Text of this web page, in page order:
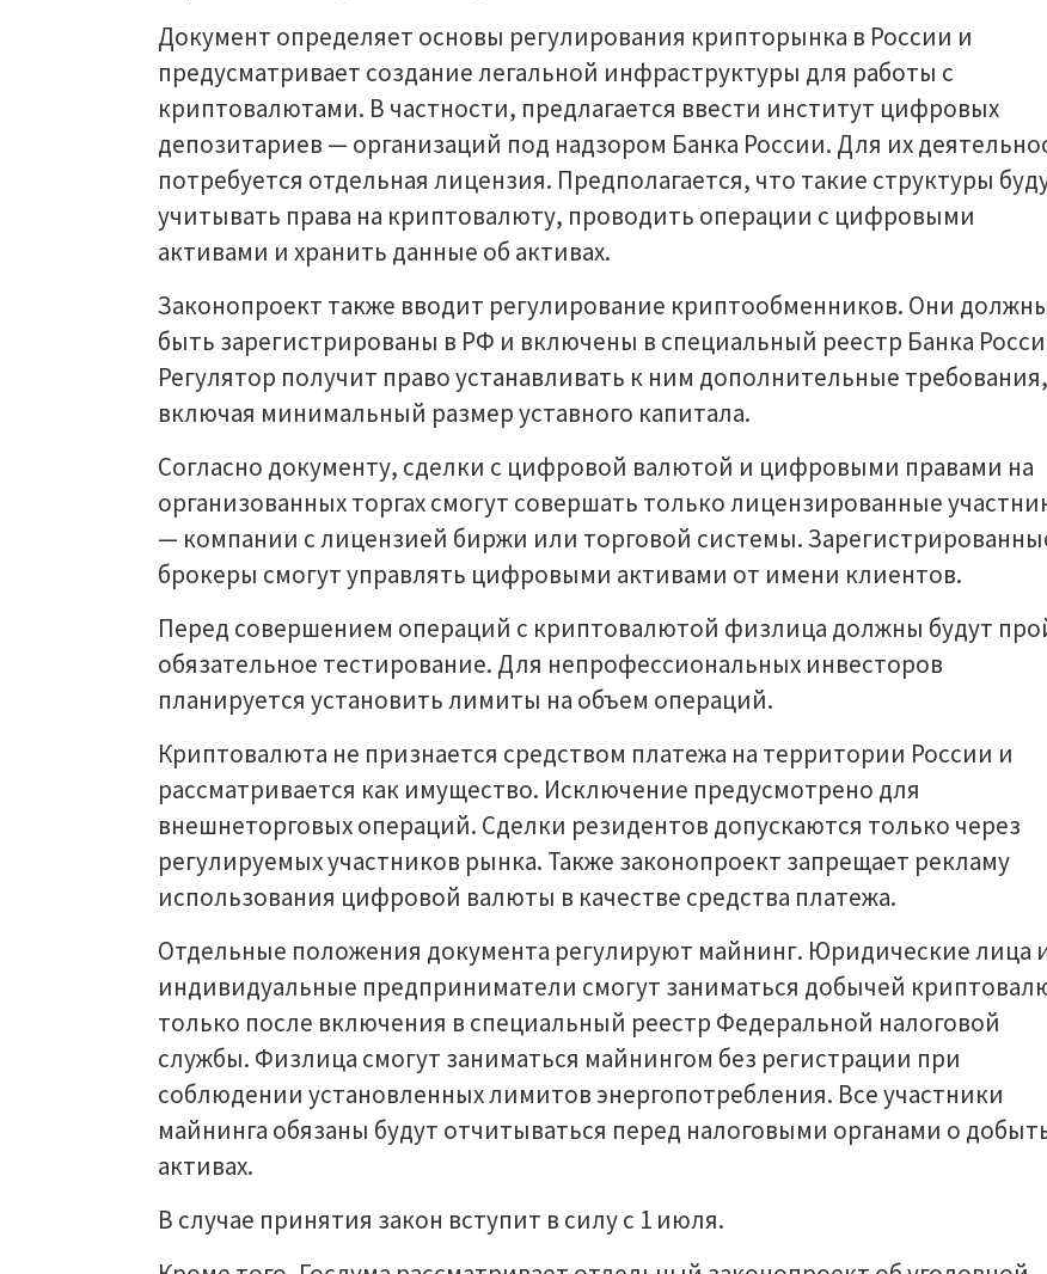
Документ определяет основы регулирования крипторынка в России и
предусматривает создание легальной инфраструктуры для работы с
криптовалютами. В частности, предлагается ввести институт цифровых
депозитариев — организаций под надзором Банка России. Для их
потребуется отдельная лицензия. Предполагается, что такие структуры
учитывать права на криптовалюту, проводить операции с цифровыми
активами и хранить данные об активах.
Законопроект также вводит регулирование криптообменников. Они
быть зарегистрированы в РФ и включены в специальный реестр Банка
Регулятор получит право устанавливать к ним дополнительные требования,
включая минимальный размер уставного капитала.
Согласно документу, сделки с цифровой валютой и цифровыми правами на
организованных торгах смогут совершать только лицензированные
— компании с лицензией биржи или торговой системы.
брокеры смогут управлять цифровыми активами от имени клиентов.
Перед совершением операций с криптовалютой физлица должны будут
обязательное тестирование. Для непрофессиональных инвесторов
планируется установить лимиты на объем операций.
Криптовалюта не признается средством платежа на территории России и
рассматривается как имущество. Исключение предусмотрено для
внешнеторговых операций. Сделки резидентов допускаются только через
регулируемых участников рынка. Также законопроект запрещает рекламу
использования цифровой валюты в качестве средства платежа.
Отдельные положения документа регулируют майнинг. Юридические лица
индивидуальные предприниматели смогут заниматься добычей
только после включения в специальный реестр Федеральной налоговой
службы. Физлица смогут заниматься майнингом без регистрации при
соблюдении установленных лимитов энергопотребления. Все участники
майнинга обязаны будут отчитываться перед налоговыми органами о
активах.
В случае принятия закон вступит в силу с 1 июля.